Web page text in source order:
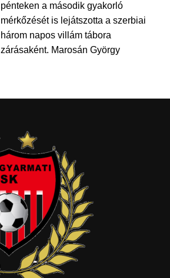
pénteken a második gyakorló
mérkőzését is lejátszotta a szerbiai
három napos villám tábora
zárásaként. Marosán György